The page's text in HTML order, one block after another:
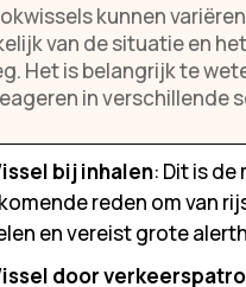
kunnen variëren
van de situatie en
Het is belangrijk te
in verschillende
bij inhalen: Dit is de
reden om van
en vereist grote
door